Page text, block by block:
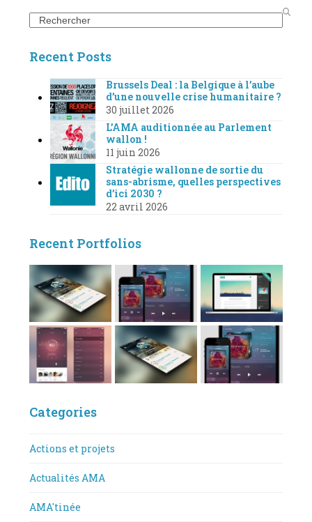
Search
Recent Posts
Brussels Deal : la Belgique à l’aube
d’une nouvelle crise humanitaire ?
30 juillet 2026
L’AMA auditionnée au Parlement
wallon !
11 juin 2026
Stratégie wallonne de sortie du
sans-abrisme, quelles perspectives
d’ici 2030 ?
22 avril 2026
Recent Portfolios
Categories
Actions et projets
Actualités AMA
AMA'tinée